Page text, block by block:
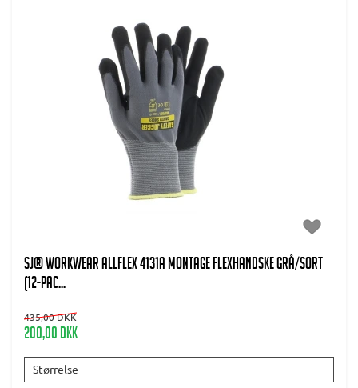
SJ® WORKWEAR ALLFLEX 4131A MONTAGE FLEXHANDSKE GRÅ/SORT
(12-PAC...
435,00 DKK
200,00 DKK
Størrelse